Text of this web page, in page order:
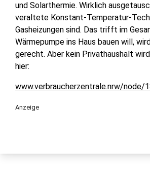
und Solarthermie. Wirklich
veraltete Konstant-Temperatur-
Gasheizungen sind. Das trifft im
Wärmepumpe ins Haus bauen will,
gerecht. Aber kein Privathaushalt
hier:
www.verbraucherzentrale.nrw/node/
Anzeige